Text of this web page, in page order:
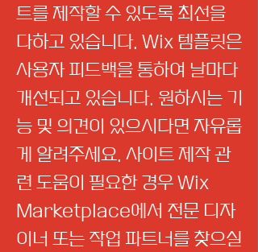
트를 제작할 수 있도록 최선을
다하고 있습니다. Wix 템플릿은
사용자 피드백을 통하여 날마다
개선되고 있습니다. 원하시는 기
능 및 의견이 있으시다면 자유롭
게 알려주세요. 사이트 제작 관
련 도움이 필요한 경우 Wix
Marketplace에서 전문 디자
이너 또는 작업 파트너를 찾으실